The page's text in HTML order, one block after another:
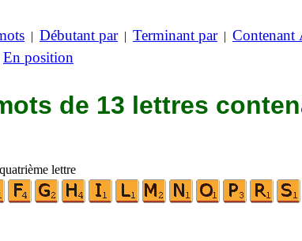
| Débutant par| Terminant par| Contenant
En position
de 13 lettres
lettre